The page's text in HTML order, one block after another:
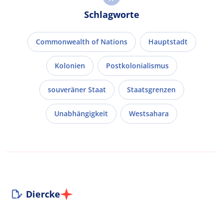
Schlagworte
Commonwealth of Nations Hauptstadt
Kolonien Postkolonialismus
souveräner Staat Staatsgrenzen
Unabhängigkeit Westsahara
Diercke